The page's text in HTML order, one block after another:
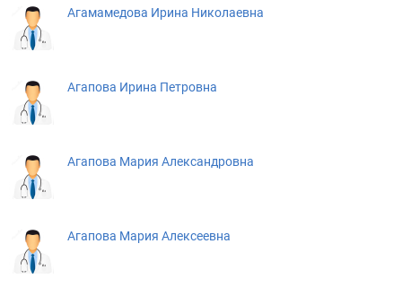
Агамамедова Ирина Николаевна
Агапова Ирина Петровна
Агапова Мария Александровна
Агапова Мария Алексеевна